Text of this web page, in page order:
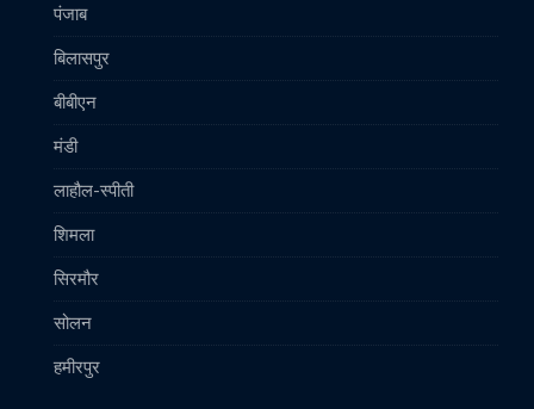
पंजाब
बिलासपुर
बीबीएन
मंडी
लाहौल-स्पीती
शिमला
सिरमौर
सोलन
हमीरपुर